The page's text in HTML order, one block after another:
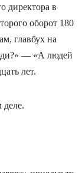
директора в
оборот 180
главбух на
— «А людей
лет.
деле.